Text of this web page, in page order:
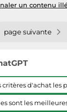
un contenu
page suivante
critères d'achat les
sont les